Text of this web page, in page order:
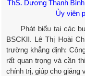
ThS. Dương Thanh
Ủy viên
Phát biểu tại các
BSCKII. Lê Thị Hoài
trường khẳng định:
rất quan trọng và cần
chính trị, giúp cho giảng